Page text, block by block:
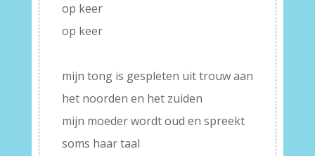
op keer
op keer
mijn tong is gespleten uit trouw aan
het noorden en het zuiden
mijn moeder wordt oud en spreekt
soms haar taal